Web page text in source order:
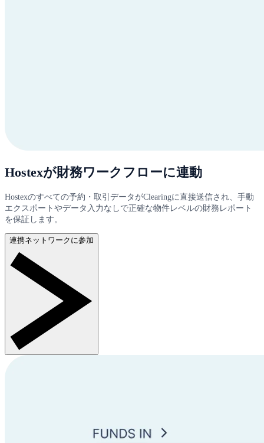
Hostexが財務ワークフローに連動
Hostexのすべての予約・取引データがClearingに直接送信され、手動
エクスポートやデータ入力なしで正確な物件レベルの財務レポート
を保証します。
連携ネットワークに参加